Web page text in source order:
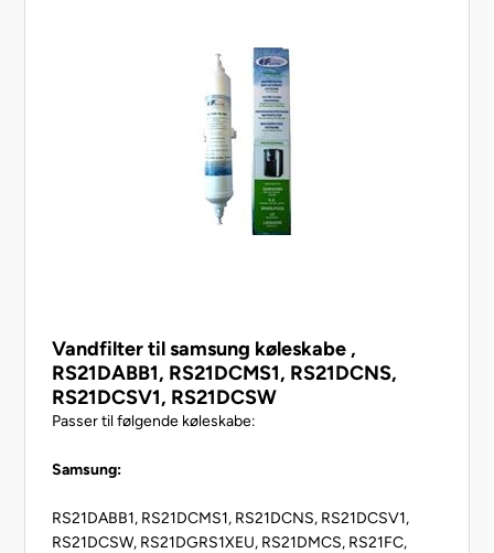
GRL197QLQK, GRL197QTQA, GRL197QTQK,
GRL197QUQA, GRL197QUQK, GRL197QVQA,
GRL197QVQK, GRL2060TQA, GRL2067TTQA,
GRL206CPQA, GRL206CVQ, GRL206CVQA,
GRL2070EWE, GRL2072EQ, GRL2075DXUA,
GRL2076EXE, GRL207BQ, GRL207CBQA,
GRL207CLQA, GRL207CVQA, GRL207DBQ,
GRL207DEQ, GRL207DTQ, GRL207DTZA,
GRL207NAZA, GRL207NGUA, GRL207NGZA,
GRL207NSUA, GRL207QUJA, GRL207QVJA,
Vandfilter til samsung køleskabe ,
RS21DABB1, RS21DCMS1, RS21DCNS,
RS21DCSV1, RS21DCSW
Passer til følgende køleskabe:
Samsung:
RS21DABB1, RS21DCMS1, RS21DCNS, RS21DCSV1,
RS21DCSW, RS21DGRS1XEU, RS21DMCS, RS21FC,